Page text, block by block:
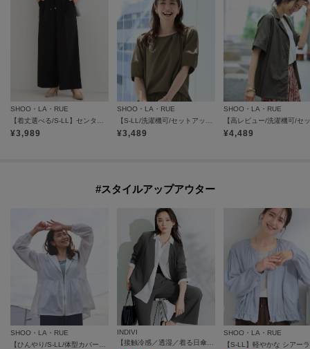
SHOO・LA・RUE
¥3,989
SHOO・LA・RUE
¥3,489
SHOO・LA・RUE
¥4,489
#スタイルアップアウター
SHOO・LA・RUE
INDIVI
SHOO・LA・RUE